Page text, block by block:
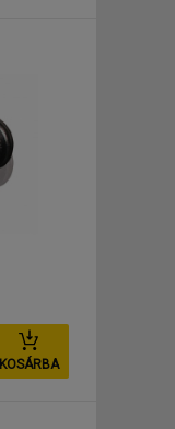
KOSÁRBA